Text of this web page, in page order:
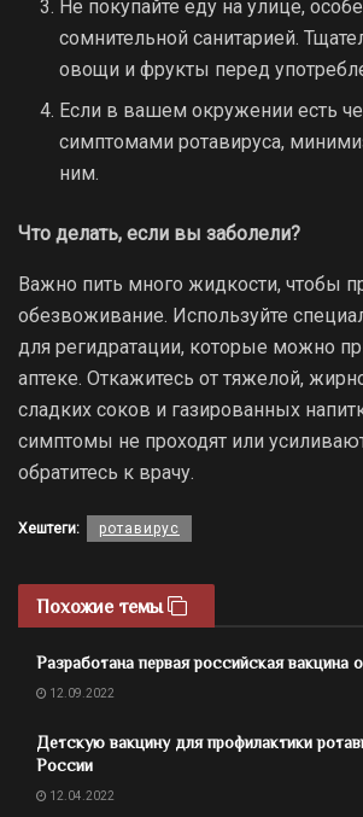
Не покупайте еду на улице,
сомнительной санитарией.
овощи и фрукты перед
Если в вашем окружении есть
симптомами ротавируса,
ним.
Что делать, если вы заболели?
Важно пить много жидкости, чтобы
обезвоживание. Используйте
для регидратации, которые можно
аптеке. Откажитесь от тяжелой,
сладких соков и газированных
симптомы не проходят или
обратитесь к врачу.
Хештеги: ротавирус
Похожие темы
Разработана первая российская вакцина
12.09.2022
Детскую вакцину для профилактики
России
12.04.2022